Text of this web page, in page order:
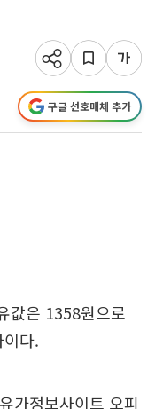
구글 선호매체 추가
값은 1358원으로
다.
가정보사이트 오피